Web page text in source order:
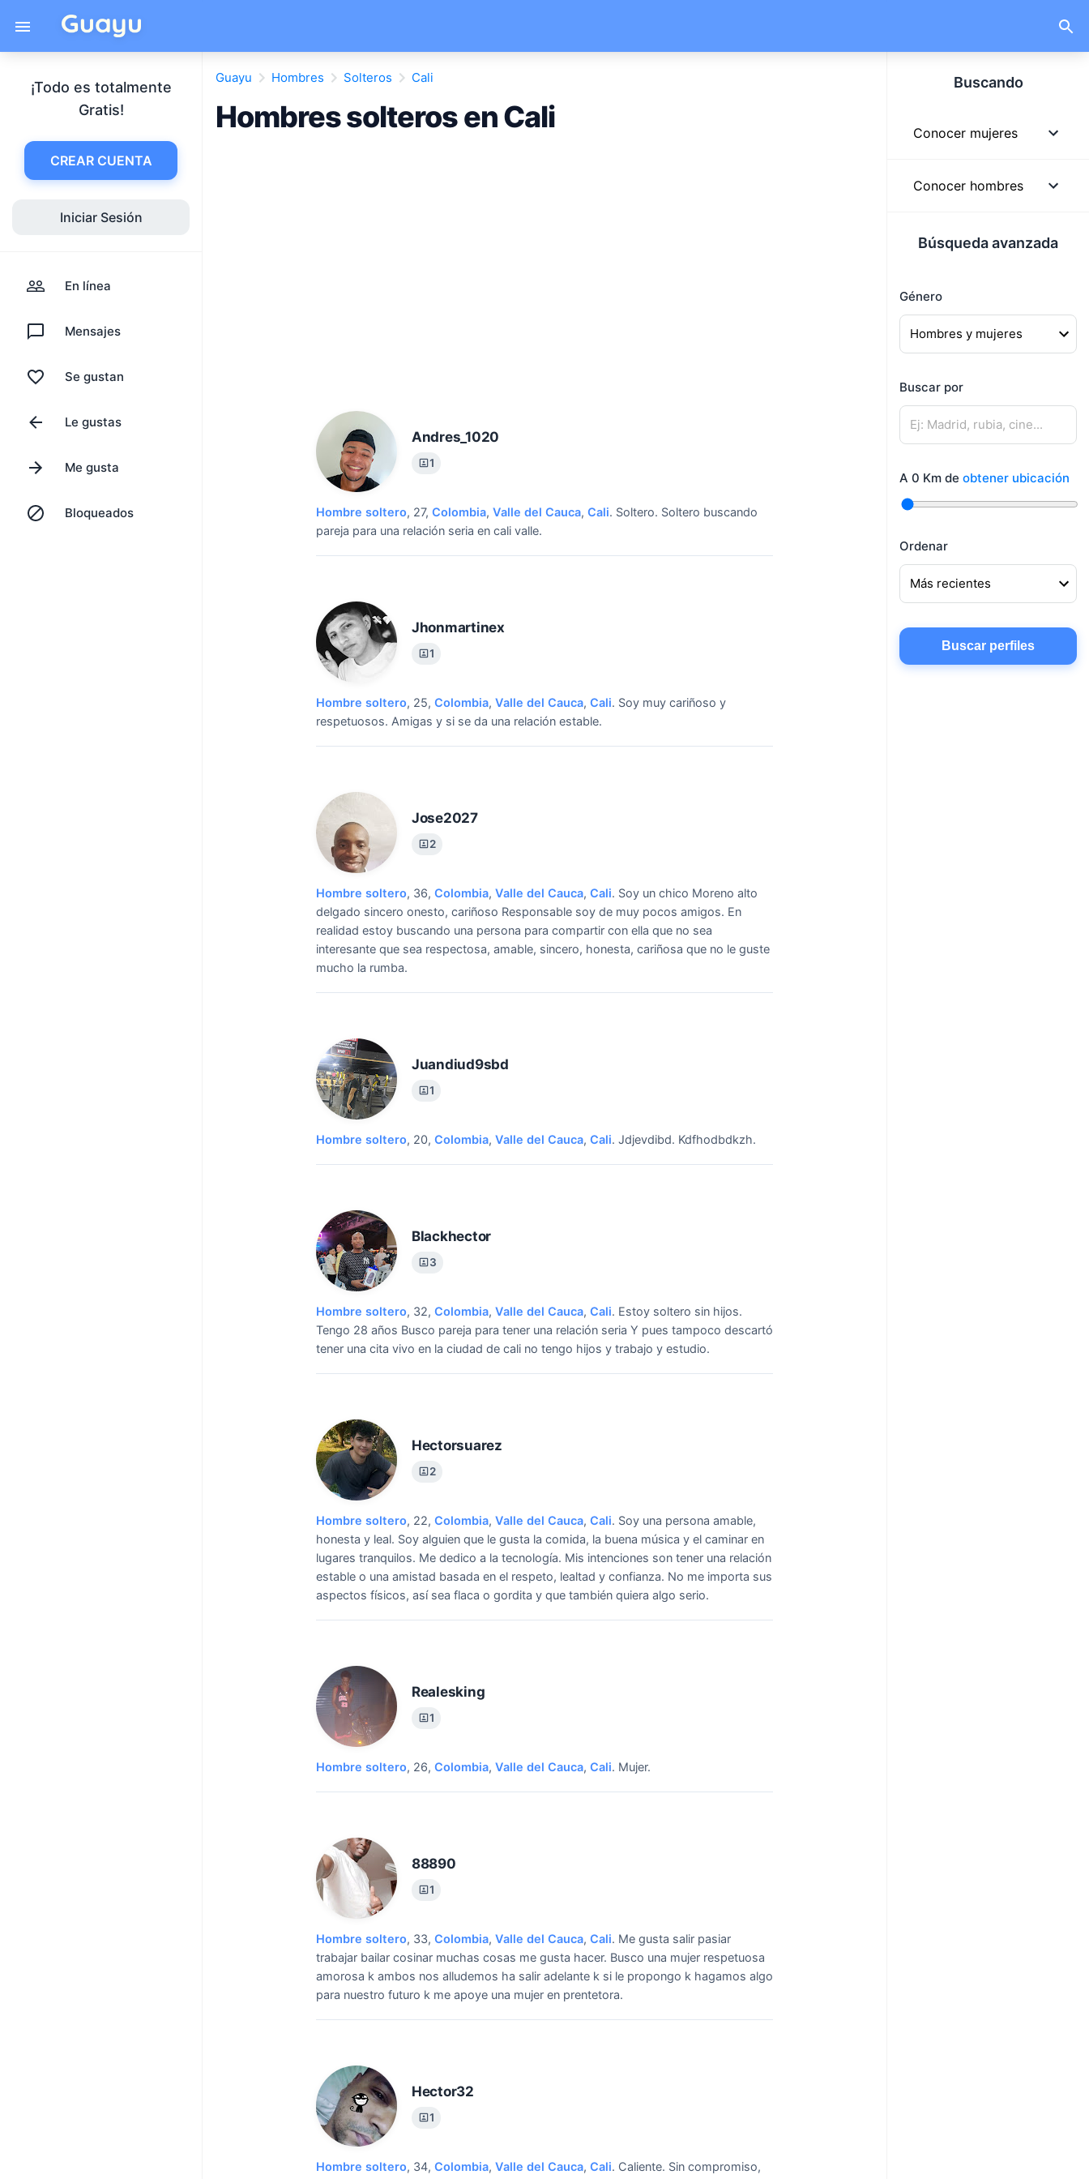
Buscando
Conocer mujeres
Mujeres lindas
Mujeres buscando
hombres
Mujeres buscando pareja
Mujeres buscando
amigos
Mujeres buscando
Mujeres buscando
Conocer hombres
Hombres guapos
Hombres buscando
Hombres buscando
pareja
amigos
Búsqueda avanzada
Género
Buscar por
A 0 Km de obtener ubicación
Ordenar
Buscar perfiles
¡Todo es totalmente
Gratis!
CREAR CUENTA
Iniciar Sesión
En línea
Mensajes
Se gustan
Le gustas
Me gusta
Bloqueados
Guayu Hombres Solteros Cali
Hombres solteros en Cali
Andres_1020
1
Hombre soltero, 27, Colombia, Valle del Cauca, Cali. Soltero. Soltero buscando
pareja para una relación seria en cali valle.
Jhonmartinex
1
Hombre soltero, 25, Colombia, Valle del Cauca, Cali. Soy muy cariñoso y
respetuosos. Amigas y si se da una relación estable.
Jose2027
2
Hombre soltero, 36, Colombia, Valle del Cauca, Cali. Soy un chico Moreno alto
delgado sincero onesto, cariñoso Responsable soy de muy pocos amigos. En
realidad estoy buscando una persona para compartir con ella que no sea
interesante que sea respectosa, amable, sincero, honesta, cariñosa que no le guste
mucho la rumba.
Juandiud9sbd
1
Hombre soltero, 20, Colombia, Valle del Cauca, Cali. Jdjevdibd. Kdfhodbdkzh.
Blackhector
3
Hombre soltero, 32, Colombia, Valle del Cauca, Cali. Estoy soltero sin hijos.
Tengo 28 años Busco pareja para tener una relación seria Y pues tampoco descartó
tener una cita vivo en la ciudad de cali no tengo hijos y trabajo y estudio.
Hectorsuarez
2
Hombre soltero, 22, Colombia, Valle del Cauca, Cali. Soy una persona amable,
honesta y leal. Soy alguien que le gusta la comida, la buena música y el caminar en
lugares tranquilos. Me dedico a la tecnología. Mis intenciones son tener una relación
estable o una amistad basada en el respeto, lealtad y confianza. No me importa sus
aspectos físicos, así sea flaca o gordita y que también quiera algo serio.
Realesking
1
Hombre soltero, 26, Colombia, Valle del Cauca, Cali. Mujer.
88890
1
Hombre soltero, 33, Colombia, Valle del Cauca, Cali. Me gusta salir pasiar
trabajar bailar cosinar muchas cosas me gusta hacer. Busco una mujer respetuosa
amorosa k ambos nos alludemos ha salir adelante k si le propongo k hagamos algo
para nuestro futuro k me apoye una mujer en prentetora.
Hector32
1
Hombre soltero, 34, Colombia, Valle del Cauca, Cali. Caliente. Sin compromiso,